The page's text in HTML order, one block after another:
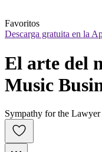
Favoritos
Descarga gratuita en la
El arte del
Music
Sympathy for the Lawyer